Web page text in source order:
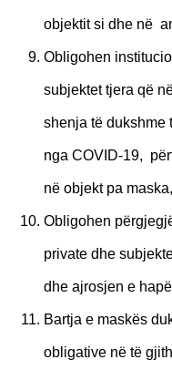
objektit si dhe në
Obligohen
subjektet tjera që
shenja të dukshme
nga COVID-19,
në objekt pa
Obligohen
private dhe
dhe ajrosjen e
Bartja e maskës
obligative në të